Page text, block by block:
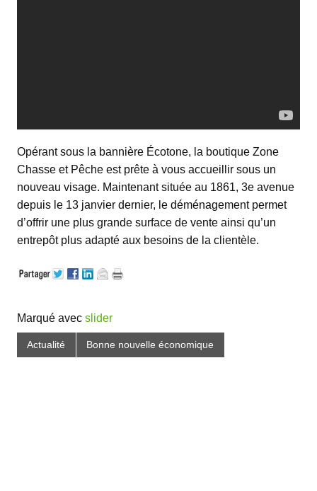
Opérant sous la bannière Écotone, la boutique Zone
Chasse et Pêche est prête à vous accueillir sous un
nouveau visage. Maintenant située au 1861, 3e avenue
depuis le 13 janvier dernier, le déménagement permet
d’offrir une plus grande surface de vente ainsi qu’un
entrepôt plus adapté aux besoins de la clientèle.
Marqué avec slider
Actualité Bonne nouvelle économique